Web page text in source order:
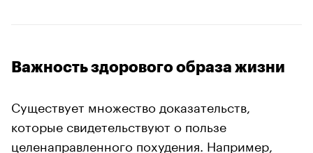
Важность здорового образа жизни
Существует множество доказательств,
которые свидетельствуют о пользе
целенаправленного похудения. Например,